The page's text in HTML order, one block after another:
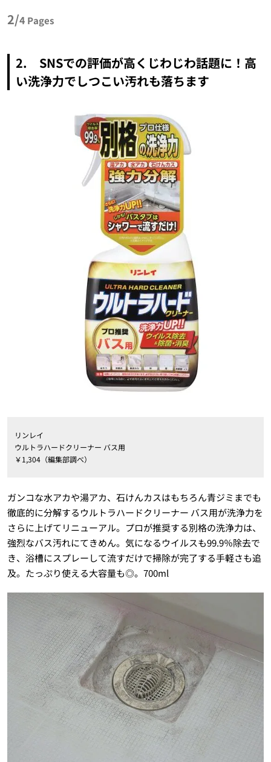
2/4 Pages
2. SNSでの評価が高くじわじわ話題に！高
い洗浄力でしつこい汚れも落ちます
リンレイ
ウルトラハードクリーナー バス用
￥1,304（編集部調べ）
ガンコな水アカや湯アカ、石けんカスはもちろん青ジミまでも
徹底的に分解するウルトラハードクリーナー バス用が洗浄力を
さらに上げてリニューアル。プロが推奨する別格の洗浄力は、
強烈なバス汚れにてきめん。気になるウイルスも99.9％除去で
き、浴槽にスプレーして流すだけで掃除が完了する手軽さも追
及。たっぷり使える大容量も◎。700ml